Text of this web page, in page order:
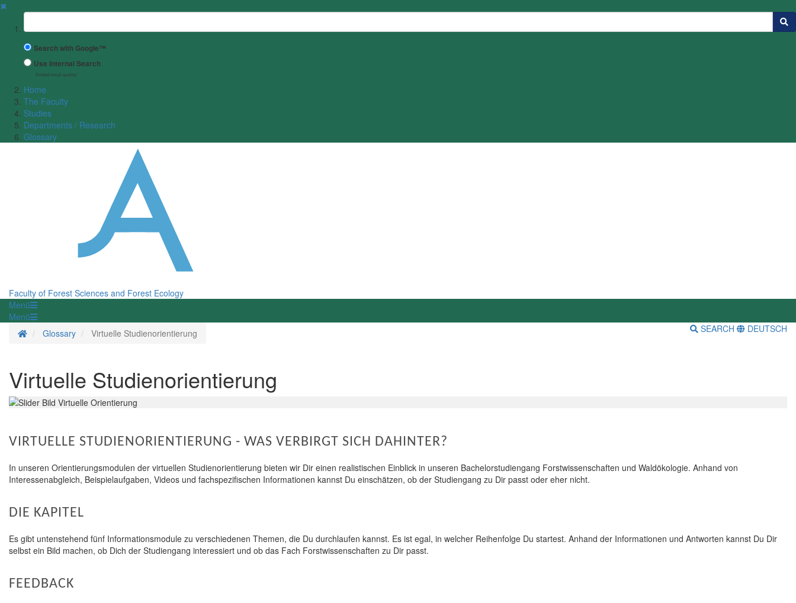
✖
Suchbegriff
Search with Google™
Use Internal Search
(limited result quality)
Home
The Faculty
Studies
Departments / Research
Glossary
Faculty of Forest Sciences and Forest Ecology
Menü
Menü
Homepage
Glossary Virtuelle Studienorientierung SEARCH DEUTSCH
Virtuelle Studienorientierung
VIRTUELLE STUDIENORIENTIERUNG - WAS VERBIRGT SICH DAHINTER?
In unseren Orientierungsmodulen der virtuellen Studienorientierung bieten wir Dir einen realistischen Einblick in unseren Bachelorstudiengang Forstwissenschaften und Waldökologie. Anhand von
Interessenabgleich, Beispielaufgaben, Videos und fachspezifischen Informationen kannst Du einschätzen, ob der Studiengang zu Dir passt oder eher nicht.
DIE KAPITEL
Es gibt untenstehend fünf Informationsmodule zu verschiedenen Themen, die Du durchlaufen kannst. Es ist egal, in welcher Reihenfolge Du startest. Anhand der Informationen und Antworten kannst Du Dir
selbst ein Bild machen, ob Dich der Studiengang interessiert und ob das Fach Forstwissenschaften zu Dir passt.
FEEDBACK